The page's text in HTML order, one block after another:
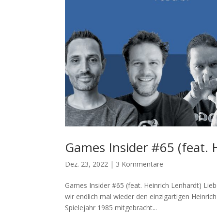
Games Insider #65 (feat.
Dez. 23, 2022 | 3 Kommentare
Games Insider #65 (feat. Heinrich Lenhardt)
wir endlich mal wieder den einzigartigen
Spielejahr 1985 mitgebracht...